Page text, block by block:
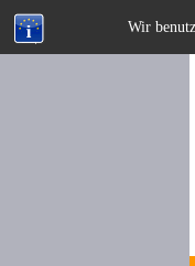
Wir
Zum